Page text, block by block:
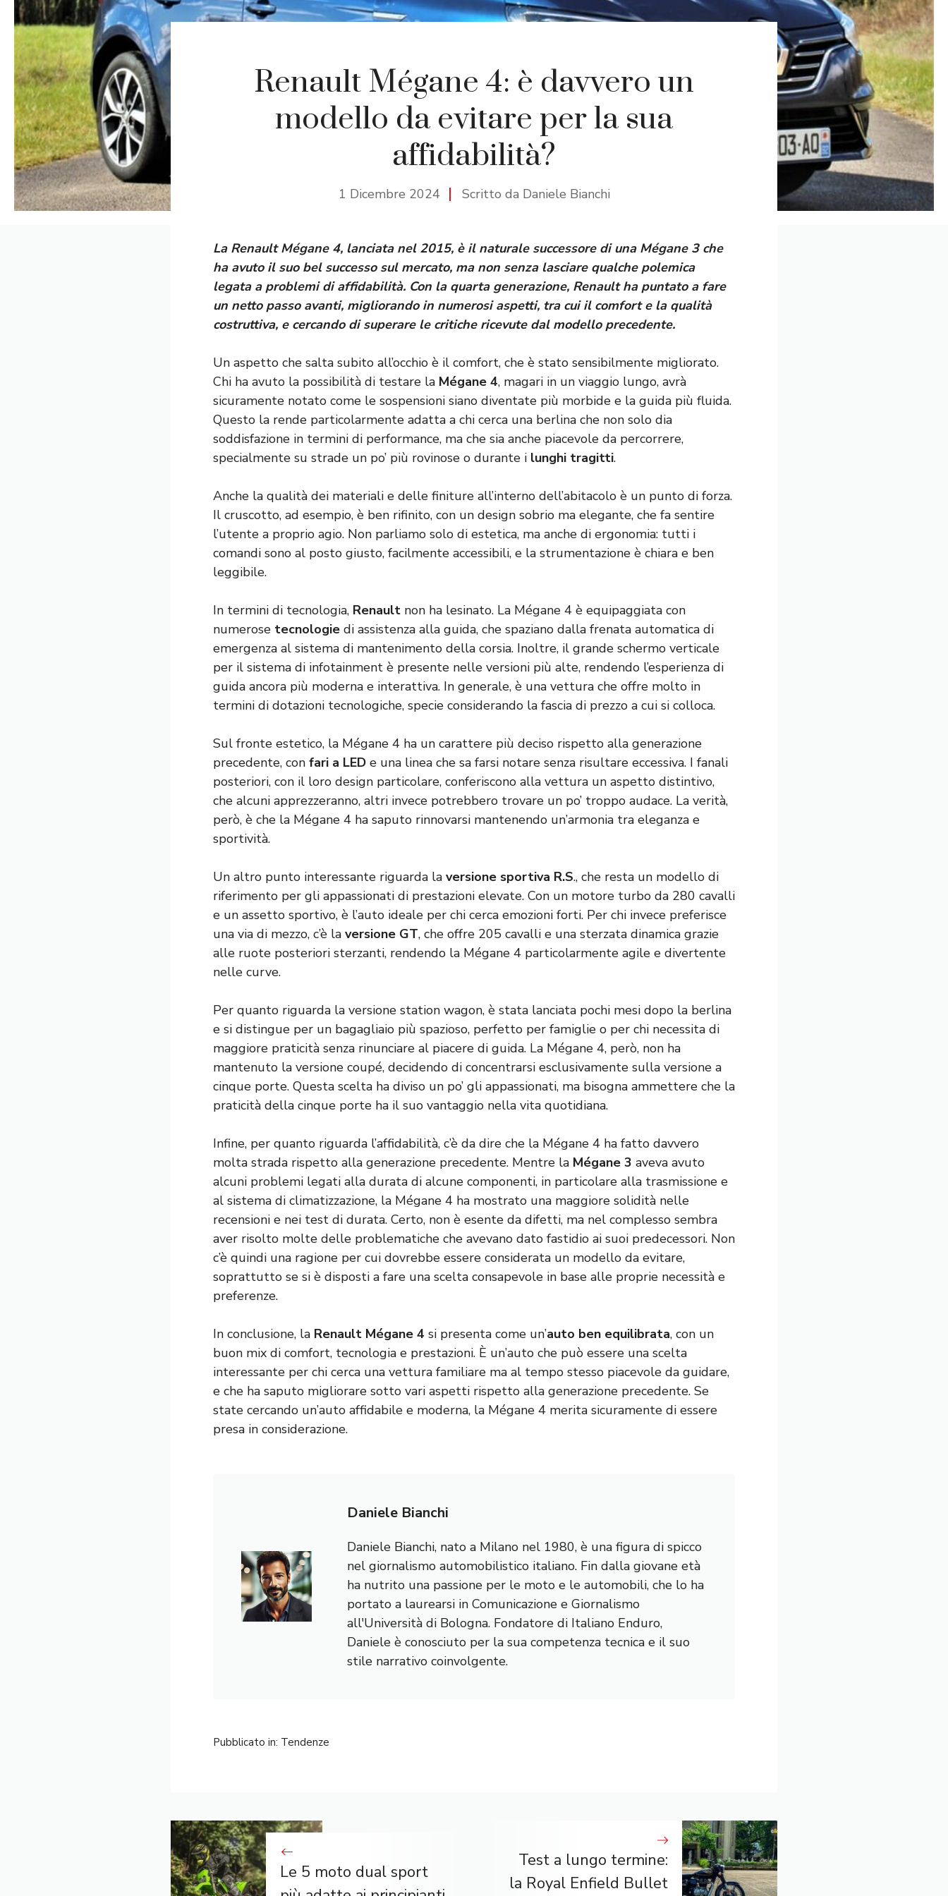
Renault Mégane 4: è davvero un
modello da evitare per la sua
affidabilità?
1 Dicembre 2024 Scritto da Daniele Bianchi
La Renault Mégane 4, lanciata nel 2015, è il naturale successore di una Mégane 3 che
ha avuto il suo bel successo sul mercato, ma non senza lasciare qualche polemica
legata a problemi di affidabilità. Con la quarta generazione, Renault ha puntato a fare
un netto passo avanti, migliorando in numerosi aspetti, tra cui il comfort e la qualità
costruttiva, e cercando di superare le critiche ricevute dal modello precedente.
Un aspetto che salta subito all’occhio è il comfort, che è stato sensibilmente migliorato.
Chi ha avuto la possibilità di testare la Mégane 4, magari in un viaggio lungo, avrà
sicuramente notato come le sospensioni siano diventate più morbide e la guida più fluida.
Questo la rende particolarmente adatta a chi cerca una berlina che non solo dia
soddisfazione in termini di performance, ma che sia anche piacevole da percorrere,
specialmente su strade un po’ più rovinose o durante i lunghi tragitti.
Anche la qualità dei materiali e delle finiture all’interno dell’abitacolo è un punto di forza.
Il cruscotto, ad esempio, è ben rifinito, con un design sobrio ma elegante, che fa sentire
l’utente a proprio agio. Non parliamo solo di estetica, ma anche di ergonomia: tutti i
comandi sono al posto giusto, facilmente accessibili, e la strumentazione è chiara e ben
leggibile.
In termini di tecnologia, Renault non ha lesinato. La Mégane 4 è equipaggiata con
numerose tecnologie di assistenza alla guida, che spaziano dalla frenata automatica di
emergenza al sistema di mantenimento della corsia. Inoltre, il grande schermo verticale
per il sistema di infotainment è presente nelle versioni più alte, rendendo l’esperienza di
guida ancora più moderna e interattiva. In generale, è una vettura che offre molto in
termini di dotazioni tecnologiche, specie considerando la fascia di prezzo a cui si colloca.
Sul fronte estetico, la Mégane 4 ha un carattere più deciso rispetto alla generazione
precedente, con fari a LED e una linea che sa farsi notare senza risultare eccessiva. I fanali
posteriori, con il loro design particolare, conferiscono alla vettura un aspetto distintivo,
che alcuni apprezzeranno, altri invece potrebbero trovare un po’ troppo audace. La verità,
però, è che la Mégane 4 ha saputo rinnovarsi mantenendo un’armonia tra eleganza e
sportività.
Un altro punto interessante riguarda la versione sportiva R.S., che resta un modello di
riferimento per gli appassionati di prestazioni elevate. Con un motore turbo da 280 cavalli
e un assetto sportivo, è l’auto ideale per chi cerca emozioni forti. Per chi invece preferisce
una via di mezzo, c’è la versione GT, che offre 205 cavalli e una sterzata dinamica grazie
alle ruote posteriori sterzanti, rendendo la Mégane 4 particolarmente agile e divertente
nelle curve.
Per quanto riguarda la versione station wagon, è stata lanciata pochi mesi dopo la berlina
e si distingue per un bagagliaio più spazioso, perfetto per famiglie o per chi necessita di
maggiore praticità senza rinunciare al piacere di guida. La Mégane 4, però, non ha
mantenuto la versione coupé, decidendo di concentrarsi esclusivamente sulla versione a
cinque porte. Questa scelta ha diviso un po’ gli appassionati, ma bisogna ammettere che la
praticità della cinque porte ha il suo vantaggio nella vita quotidiana.
Infine, per quanto riguarda l’affidabilità, c’è da dire che la Mégane 4 ha fatto davvero
molta strada rispetto alla generazione precedente. Mentre la Mégane 3 aveva avuto
alcuni problemi legati alla durata di alcune componenti, in particolare alla trasmissione e
al sistema di climatizzazione, la Mégane 4 ha mostrato una maggiore solidità nelle
recensioni e nei test di durata. Certo, non è esente da difetti, ma nel complesso sembra
aver risolto molte delle problematiche che avevano dato fastidio ai suoi predecessori. Non
c’è quindi una ragione per cui dovrebbe essere considerata un modello da evitare,
soprattutto se si è disposti a fare una scelta consapevole in base alle proprie necessità e
preferenze.
In conclusione, la Renault Mégane 4 si presenta come un’auto ben equilibrata, con un
buon mix di comfort, tecnologia e prestazioni. È un’auto che può essere una scelta
interessante per chi cerca una vettura familiare ma al tempo stesso piacevole da guidare,
e che ha saputo migliorare sotto vari aspetti rispetto alla generazione precedente. Se
state cercando un’auto affidabile e moderna, la Mégane 4 merita sicuramente di essere
presa in considerazione.
Daniele Bianchi
Daniele Bianchi, nato a Milano nel 1980, è una figura di spicco
nel giornalismo automobilistico italiano. Fin dalla giovane età
ha nutrito una passione per le moto e le automobili, che lo ha
portato a laurearsi in Comunicazione e Giornalismo
all'Università di Bologna. Fondatore di Italiano Enduro,
Daniele è conosciuto per la sua competenza tecnica e il suo
stile narrativo coinvolgente.
Pubblicato in: Tendenze
Le 5 moto dual sport
Test a lungo termine:
la Royal Enfield Bullet